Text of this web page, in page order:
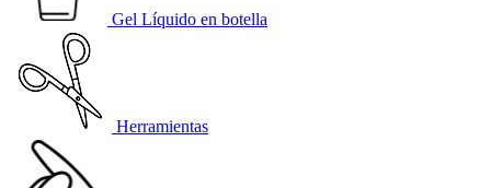
Gel Líquido en botella
Herramientas